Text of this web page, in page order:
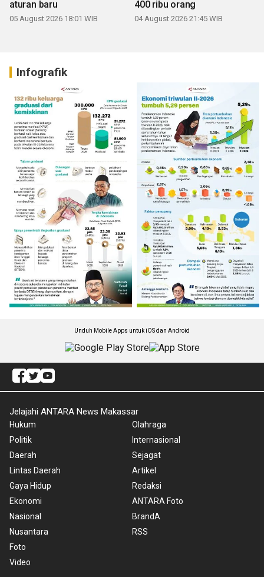
aturan baru
05 August 2026 18:01 WIB
400 ribu orang
04 August 2026 21:45 WIB
Infografik
Unduh Mobile Apps untuk iOS dan Android
Jelajahi ANTARA News Makassar
Hukum
Politik
Daerah
Lintas Daerah
Gaya Hidup
Ekonomi
Nasional
Nusantara
Foto
Video
Olahraga
Internasional
Sejagat
Artikel
Redaksi
ANTARA Foto
BrandA
RSS